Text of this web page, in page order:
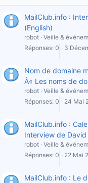
MailClub.info :
(English)
robot Veille &
Réponses 0 3
Nom de domaine
Â« Les noms de
robot Veille &
Réponses 0 24 Mai
MailClub.info :
Interview de David
robot Veille &
Réponses 0 22 Mai
MailClub.info : Le